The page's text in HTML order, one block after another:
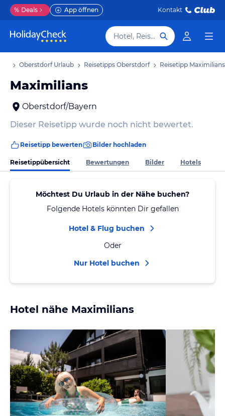
% Deals App öffnen Kontakt
Hotel, Reiseziel
Oberstdorf Urlaub Reisetipps Oberstdorf Reisetipp Maximilians
Maximilians
Oberstdorf/Bayern
Dieser Reisetipp wurde noch nicht bewertet.
Reisetipp bewerten Bilder hochladen
Reisetippübersicht Bewertungen Bilder Hotels
Möchtest Du Urlaub in der Nähe buchen?
Folgende Hotels könnten Dir gefallen
Hotel & Flug buchen
Oder
Nur Hotel buchen
Hotel nähe Maximilians